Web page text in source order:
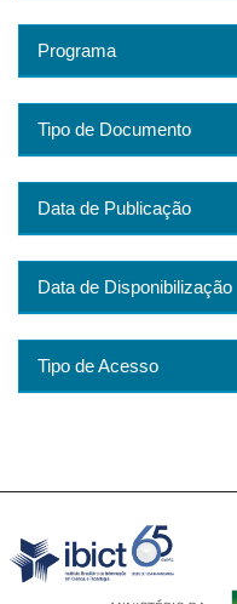
Programa
Tipo de Documento
Data de Publicação
Data de Disponibilização
Tipo de Acesso